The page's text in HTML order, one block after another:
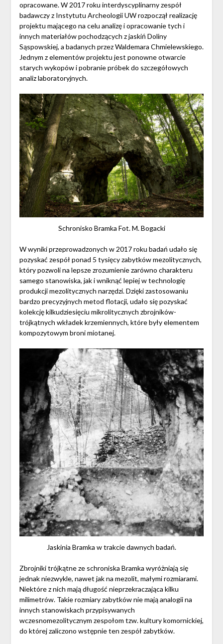
opracowane. W 2017 roku interdyscyplinarny zespół
badawczy z Instytutu Archeologii UW rozpoczął realizację
projektu mającego na celu analizę i opracowanie tych i
innych materiałów pochodzących z jaskiń Doliny
Sąspowskiej, a badanych przez Waldemara Chmielewskiego.
Jednym z elementów projektu jest ponowne otwarcie
starych wykopów i pobranie próbek do szczegółowych
analiz laboratoryjnych.
Schronisko Bramka Fot. M. Bogacki
W wyniki przeprowadzonych w 2017 roku badań udało się
pozyskać zespół ponad 5 tysięcy zabytków mezolitycznych,
który pozwoli na lepsze zrozumienie zarówno charakteru
samego stanowiska, jak i wniknąć lepiej w technologię
produkcji mezolitycznych narzędzi. Dzięki zastosowaniu
bardzo precyzyjnych metod flotacji, udało się pozyskać
kolekcję kilkudziesięciu mikrolitycznych zbrojników-
trójkątnych wkładek krzemiennych, które były elementem
kompozytowym broni miotanej.
Jaskinia Bramka w trakcie dawnych badań.
Zbrojniki trójkątne ze schroniska Bramka wyróżniają się
jednak niezwykle, nawet jak na mezolit, małymi rozmiarami.
Niektóre z nich mają długość nieprzekraczająca kilku
milimetrów. Takie rozmiary zabytków nie mają analogii na
innych stanowiskach przypisywanych
wczesnomezolitycznym zespołom tzw. kultury komornickiej,
do której zaliczono wstępnie ten zespół zabytków.